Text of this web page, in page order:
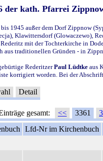
der kath. Pfarrei
1945 außer dem Dorf Zippnow
Klawittersdorf (Glowaczewo),
mit der Tochterkirche in
aus traditionellen Gründen - in
RederitzerPaul Lüdtke aus
korrigiert worden. Bei der
Detail
gesamt: << 3361
Lfd-Nr im Kirchenbuch